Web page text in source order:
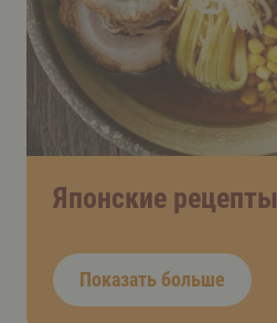
Японские рецепты
Показать больше